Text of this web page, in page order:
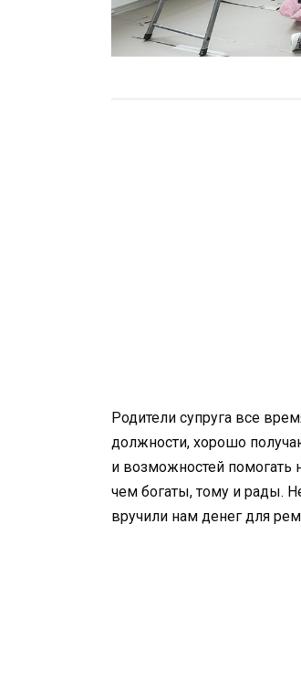
Родители супруга все
должности, хорошо
и возможностей помогать
чем богаты, тому и рады.
вручили нам денег для